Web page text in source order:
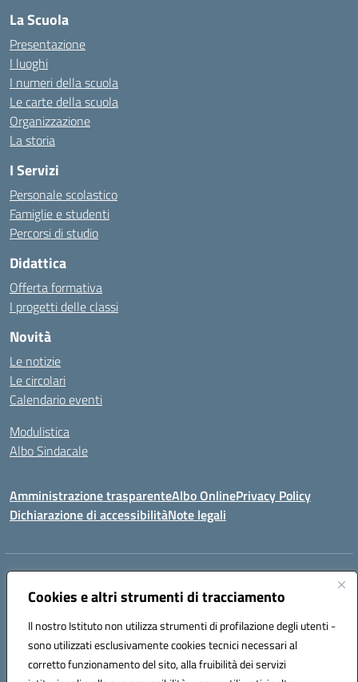
Cookies e altri strumenti di tracciamento
Il nostro Istituto non utilizza strumenti di profilazione degli utenti -
sono utilizzati esclusivamente cookies tecnici necessari al
corretto funzionamento del sito, alla fruibilità dei servizi
La Scuola
Presentazione
I luoghi
I numeri della scuola
Le carte della scuola
Organizzazione
La storia
I Servizi
Personale scolastico
Famiglie e studenti
Percorsi di studio
Didattica
Offerta formativa
I progetti delle classi
Novità
Le notizie
Le circolari
Calendario eventi
Modulistica
Albo Sindacale
Amministrazione trasparenteAlbo OnlinePrivacy Policy
Dichiarazione di accessibilitàNote legali
Indirizzo:
Centralino:0994722507 Email:TAIC873006@istruzione.it
Codice fiscale: 90279480736
Codice meccanografico:
TAIC873006
Codice unico di fatturazione (CUF): 488XBQ